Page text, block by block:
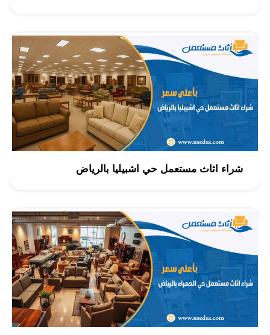
شراء اثاث مستعمل حي اشبيليا بالرياض